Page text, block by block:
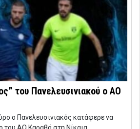
του Πανελευσινιακού ο ΑΟ
ο Πανελευσινιακός κατάφερε να